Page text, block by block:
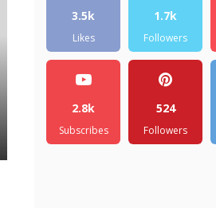
3.5k
Likes
1.7k
Followers
2.8k
Subscribes
524
Followers